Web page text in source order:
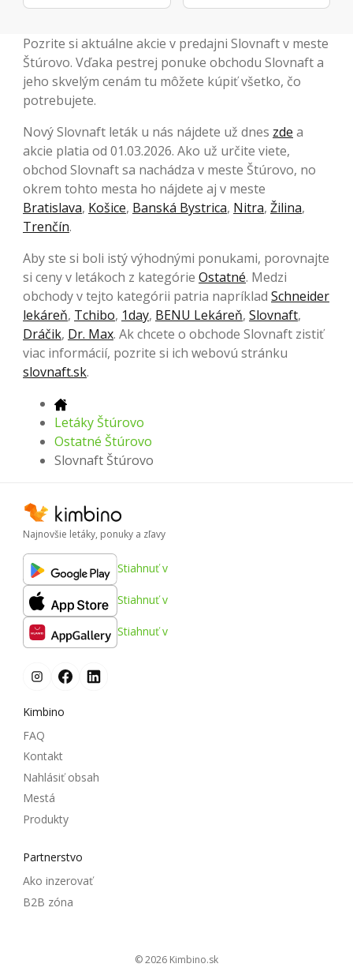
Pozrite si aktuálne akcie v predajni Slovnaft v meste
Štúrovo. Vďaka pestrej ponuke obchodu Slovnaft a
jeho skvelým cenám tu môžete kúpiť všetko, čo
potrebujete.
Nový Slovnaft leták u nás nájdete už dnes zde a
akcie platia od 01.03.2026. Ako už určite viete,
obchod Slovnaft sa nachádza v meste Štúrovo, no
okrem tohto mesta ho nájdete aj v meste
Bratislava, Košice, Banská Bystrica, Nitra, Žilina,
Trenčín.
Aby ste si boli istý výhodnými ponukami, porovnajte
si ceny v letákoch z kategórie Ostatné. Medzi
obchody v tejto kategórii patria napríklad Schneider
lekáreň, Tchibo, 1day, BENU Lekáreň, Slovnaft,
Dráčik, Dr. Max. Ak chcete o obchode Slovnaft zistiť
viac informácií, pozrite si ich webovú stránku
slovnaft.sk.
Letáky Štúrovo
Ostatné Štúrovo
Slovnaft Štúrovo
Najnovšie letáky, ponuky a zľavy
Stiahnuť v
Stiahnuť v
Stiahnuť v
Kimbino
FAQ
Kontakt
Nahlásiť obsah
Mestá
Produkty
Partnerstvo
Ako inzerovať
B2B zóna
© 2026
kimbino.sk